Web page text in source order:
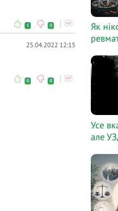
1 0
25.04.2022 12:15
0 0
Як
Усе
але